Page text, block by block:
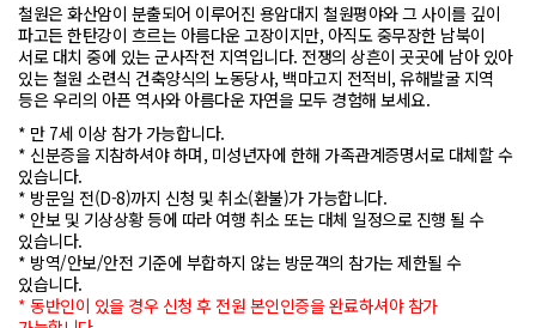
철원은 화산암이 분출되어 이루어진 용암대지 철원평야와 그 사이를 깊이
파고든 한탄강이 흐르는 아름다운 고장이지만, 아직도 중무장한 남북이
서로 대치 중에 있는 군사작전 지역입니다. 전쟁의 상흔이 곳곳에 남아 있아
있는 철원 소련식 건축양식의 노동당사, 백마고지 전적비, 유해발굴 지역
등은우리의 아픈 역사와 아름다운 자연을 모두 경험해 보세요.
* 만 7세 이상 참가 가능합니다.
* 신분증을 지참하셔야 하며, 미성년자에 한해 가족관계증명서로 대체할 수
있습니다.
* 방문일 전(D-8)까지 신청 및 취소(환불)가 가능합니다.
* 안보 및 기상상황 등에 따라 여행 취소 또는 대체 일정으로 진행 될 수
있습니다.
* 방역/안보/안전 기준에 부합하지 않는 방문객의 참가는 제한될 수
있습니다.
* 동반인이 있을 경우 신청 후 전원 본인인증을 완료하셔야 참가